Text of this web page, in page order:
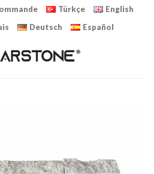
Türkçe
English
Deutsch Español